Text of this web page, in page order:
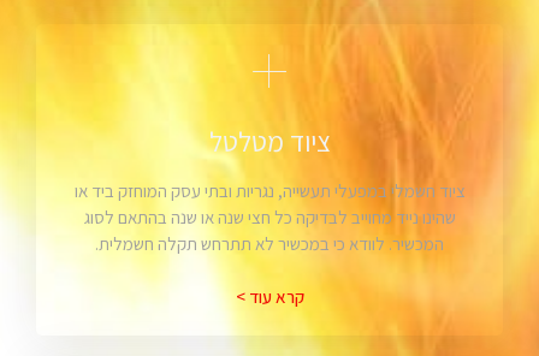
ציוד מטלטל
ציוד חשמלי במפעלי תעשייה, נגריות ובתי עסק המוחזק ביד או
שהינו נייד מחוייב לבדיקה כל חצי שנה או שנה בהתאם לסוג
המכשיר. לוודא כי במכשיר לא תתרחש תקלה חשמלית.
קרא עוד >